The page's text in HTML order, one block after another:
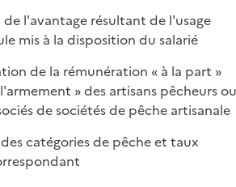
de l'avantage résultant de l'usage
mis à la disposition du salarié
de la rémunération « à la part »
» des artisans pêcheurs ou
de sociétés de pêche artisanale
catégories de pêche et taux